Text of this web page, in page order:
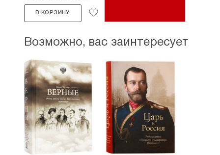
В КОРЗИНУ
Возможно, вас заинтересует